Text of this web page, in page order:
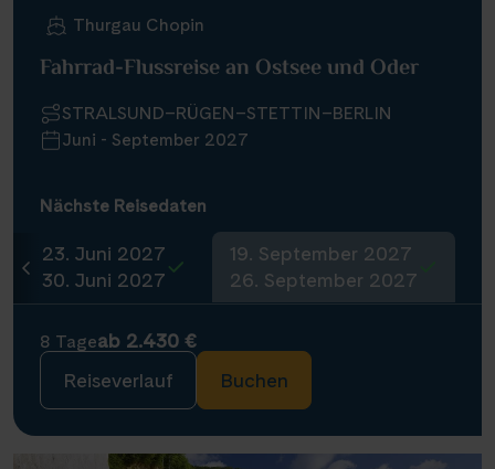
Thurgau Chopin
Fahrrad-Flussreise an Ostsee und Oder
STRALSUND–RÜGEN–STETTIN–BERLIN
Juni - September 2027
Nächste Reisedaten
23. Juni 2027
30. Juni 2027
19. September 2027
26. September 2027
8 Tageab 2.430 €
Reiseverlauf
Buchen